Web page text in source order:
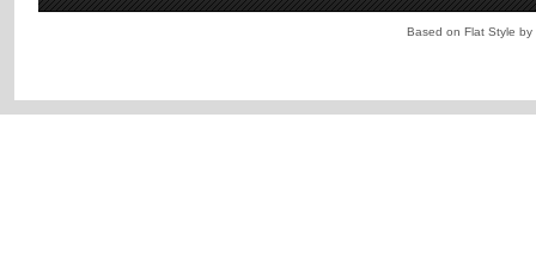
Based on Flat Style by